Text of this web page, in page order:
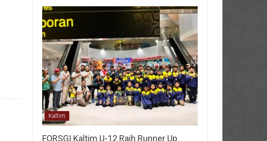
Kaltim
FORSGI Kaltim U-12 Raih Runner Up